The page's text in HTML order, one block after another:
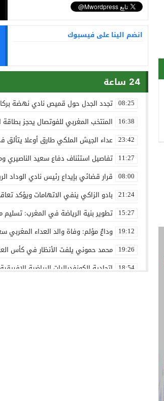
انضم الينا على فيسبوك
24 ساعة
08:25 تجدد الجدل حول قميص نادي نهضة بركان:
16:38 المنتخب المغربي للفوتصال يحجز
23:42 عداء الجيش الملكي طارق أوعلا يتألق في سباق 4200
11:27 تفاصيل استئناف دفاع سعيد الناصيري
08:00 قرار قضائي بإيداع رئيس نادي الوداد
21:24 بادو الزاكي ينفي الاتهامات ويؤكد
15:27 تطوير بنية الرياضة في المغرب:
19:12 وداعٌ مؤلم: وفاة والد العداء
19:26 محمد حموني يلفت الأنظار في كأس
18:54 اتحادية الكونفدراليات الرياضية